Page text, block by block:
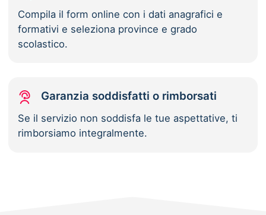
Compila il form online con i dati anagrafici e
formativi e seleziona province e grado
scolastico.
Garanzia soddisfatti o rimborsati
Se il servizio non soddisfa le tue aspettative, ti
rimborsiamo integralmente.